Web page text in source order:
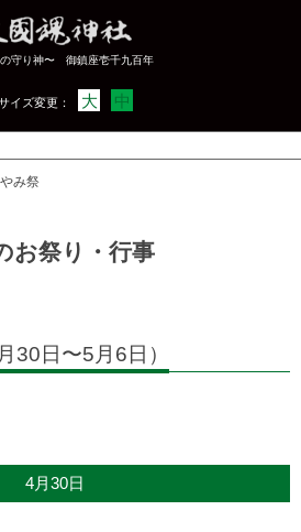
守り神〜 御鎮座壱千九百年
イズ変更： 大 中
み祭
お祭り・行事
30日〜5月6日）
4月30日